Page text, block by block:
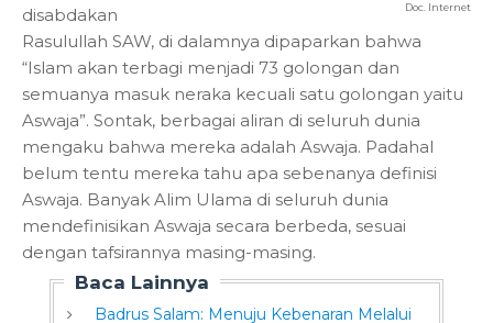
Doc. Internet
disabdakan
Rasulullah SAW, di dalamnya dipaparkan bahwa
“Islam akan terbagi menjadi 73 golongan dan
semuanya masuk neraka kecuali satu golongan yaitu
Aswaja”. Sontak, berbagai aliran di seluruh dunia
mengaku bahwa mereka adalah Aswaja. Padahal
belum tentu mereka tahu apa sebenanya definisi
Aswaja. Banyak Alim Ulama di seluruh dunia
mendefinisikan Aswaja secara berbeda, sesuai
dengan tafsirannya masing-masing.
Baca Lainnya
Badrus Salam: Menuju Kebenaran Melalui